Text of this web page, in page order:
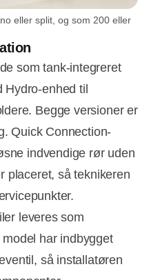
eller split, og som 200 eller
som tank-integreret
enhed til
Begge versioner er
Quick Connection-
indvendige rør uden
placeret, så teknikeren
leveres som
har indbygget
så installatøren